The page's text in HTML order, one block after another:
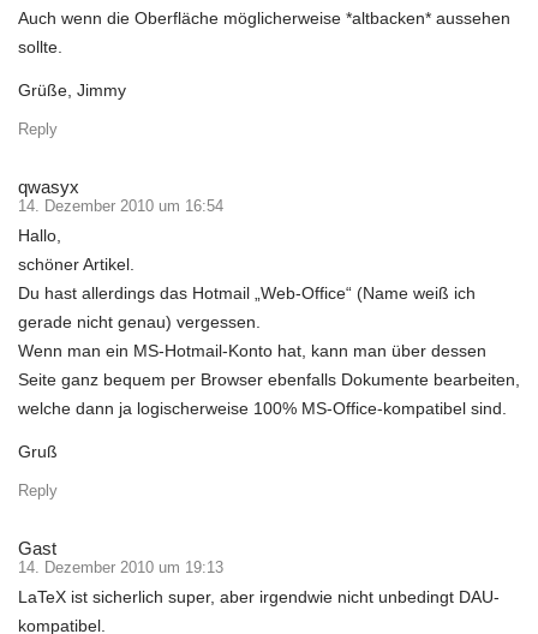
Auch wenn die Oberfläche möglicherweise *altbacken* aussehen
sollte.
Grüße, Jimmy
Reply
qwasyx
14. Dezember 2010 um 16:54
Hallo,
schöner Artikel.
Du hast allerdings das Hotmail „Web-Office“ (Name weiß ich
gerade nicht genau) vergessen.
Wenn man ein MS-Hotmail-Konto hat, kann man über dessen
Seite ganz bequem per Browser ebenfalls Dokumente bearbeiten,
welche dann ja logischerweise 100% MS-Office-kompatibel sind.
Gruß
Reply
Gast
14. Dezember 2010 um 19:13
LaTeX ist sicherlich super, aber irgendwie nicht unbedingt DAU-
kompatibel.